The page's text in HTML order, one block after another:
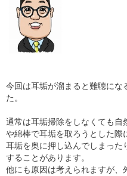
ブログ
今回は耳垢が溜まると難聴にな
た。
通常は耳垢掃除をしなくても自
や綿棒で耳垢を取ろうとした際
耳垢を奥に押し込んでしまっ
することがあります。
他にも原因は考えられますが、